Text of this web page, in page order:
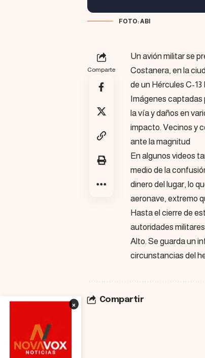
×
FOTO: ABI
Comparte
Un avión militar se
Costanera, en la
de un Hércules C-
Imágenes captadas
la vía y daños en
impacto. Vecinos y
ante la magnitud
En algunos videos
medio de la
dinero del lugar, lo
aeronave, extremo
Hasta el cierre de
autoridades
Alto. Se guarda un
circunstancias del
Compartir